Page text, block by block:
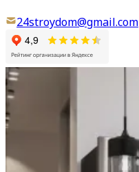
24stroydom@gmail.com